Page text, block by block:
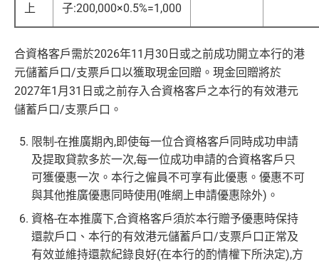
上
子:200,000×0.5%=1,000
合資格客戶需於2026年11月30日或之前成功開立本行的港
元儲蓄戶口/支票戶口以獲取現金回贈。現金回贈將於
2027年1月31日或之前存入合資格客戶之本行的有效港元
儲蓄戶口/支票戶口。
限制-在推廣期內,即使每一位合資格客戶同時成功申請
及提取貸款多於一次,每一位成功申請的合資格客戶只
可獲優惠一次。本行之僱員不可享有此優惠。優惠不可
與其他推廣優惠同時使用(唯網上申請優惠除外)。
資格-在本推廣下,合資格客戶須於本行贈予優惠時保持
還款戶口、本行的有效港元儲蓄戶口/支票戶口正常及
有效並維持還款紀錄良好(在本行的酌情權下所決定),方